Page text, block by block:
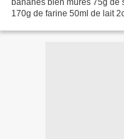
170g de farine 50ml de lait